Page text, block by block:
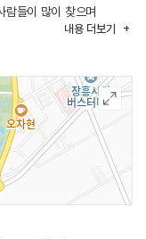
람들이 많이 찾으며
. 또한 표고버섯과 두부,
내용 더보기